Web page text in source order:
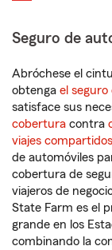
Seguro de
Abróchese el
obtenga el seguro
satisface sus
cobertura contra
viajes compartidos
de automóviles
cobertura de
viajeros de
State Farm es el
grande en los
combinando la